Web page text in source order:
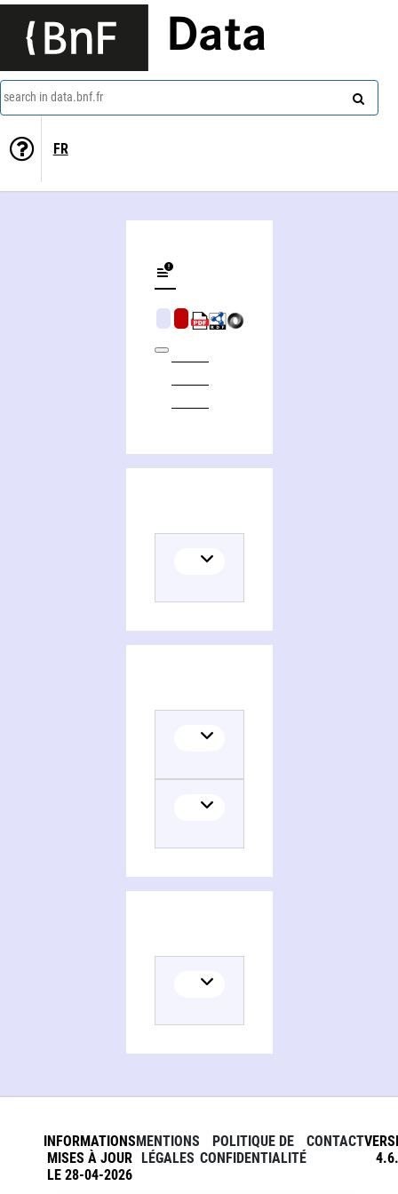
Data
search in data.bnf.fr
FR
INFORMATIONS
MISES À JOUR
LE 28-04-2026
MENTIONS
LÉGALES
POLITIQUE DE
CONFIDENTIALITÉ
CONTACT